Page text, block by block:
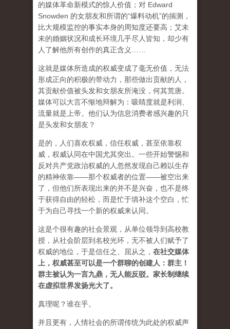
的媒体革命新模式的惊人价值；对 Edward
Snowden 的女朋友和所谓的“爆料动机”的揣测，
比大规模监控的事实本身的周知度还要高；艾未
未的婚姻状况和成长环境几乎尽人皆知，却少有
人了解他所有创作的真正含义……
这就是媒体所造成的权威变成了毫无价值，无法
形成正向的积极的带动力，那些做出贡献的人，
其贡献价值被头发和女朋友所淹没，何其荒唐。
媒体可以大言不惭地辩解为：吸睛度就是利润、
流量就是上帝。他们认为信息消费者感兴趣的只
是头发和女朋友？
是的，人们喜欢权威，信任权威，甚至依靠权
威，权威认同在中国尤其突出。一些开始警惕和
反对共产党政治权威的人忽然发现自己赖以生存
的精神依靠——那个权威者的位置——被空出来
了，但他们所表现出来的并不是兴奋，也不是终
于获得自由的轻松，而是忙于填补这个空白，忙
于为自己寻找一个新的权威来认同。
这是个很有趣的社会景观，从单位领导到高校教
授，从社会阶层到名校光环，无不被人们赋予了
权威的地位，于是信任之、屈从之， 在社交媒体
上，权威甚至可以是一个群聊的创建人：群主！
群主被认为一言九鼎，无人能反驳。家长制继续
在虚拟世界发扬光大了。
真理呢？谁在乎。
并且更有，人情社会的所谓传统为此处的权威声